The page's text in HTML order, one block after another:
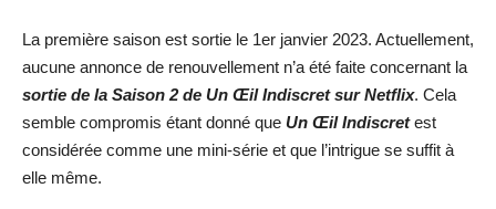
La première saison est sortie le 1er janvier 2023. Actuellement,
aucune annonce de renouvellement n’a été faite concernant la
sortie de la Saison 2 de Un Œil Indiscret sur Netflix. Cela
semble compromis étant donné que Un Œil Indiscretest
considérée comme une mini-série et que l’intrigue se suffit à
elle même.